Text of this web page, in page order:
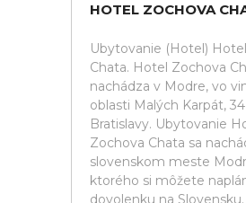
HOTEL ZOCHOVA
Ubytovanie (Hotel)
Chata. Hotel Zochova
nachádza v Modre, vo
oblasti Malých Karpát,
Bratislavy. Ubytovanie
Zochova Chata sa
slovenskom meste
ktorého si môžete
dovolenku na Slovensku.